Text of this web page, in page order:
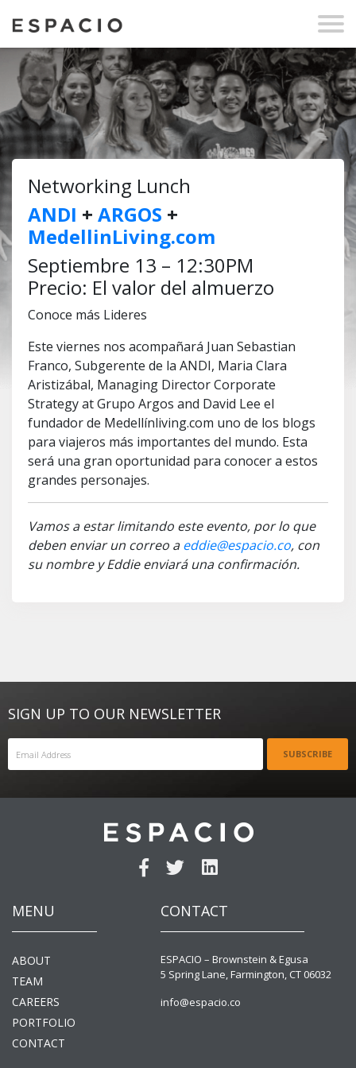
Networking Lunch
ANDI + ARGOS +
MedellinLiving.com
Septiembre 13 – 12:30PM
Precio: El valor del almuerzo
Conoce más Lideres
Este viernes nos acompañará Juan Sebastian
Franco, Subgerente de la ANDI, Maria Clara
Aristizábal, Managing Director Corporate
Strategy at Grupo Argos and David Lee el
fundador de Medellínliving.com uno de los blogs
para viajeros más importantes del mundo. Esta
será una gran oportunidad para conocer a estos
grandes personajes.
Vamos a estar limitando este evento, por lo que
deben enviar un correo aeddie@espacio.co, con
su nombre y Eddie enviará una confirmación.
SIGN UP TO OUR NEWSLETTER
SUBSCRIBE
MENU
ABOUT
TEAM
CAREERS
PORTFOLIO
CONTACT
CONTACT
ESPACIO – Brownstein & Egusa
5 Spring Lane, Farmington, CT 06032
info@espacio.co